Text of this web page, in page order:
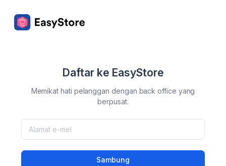
Daftar ke EasyStore
Memikat hati pelanggan dengan back office yang
berpusat.
Sambung